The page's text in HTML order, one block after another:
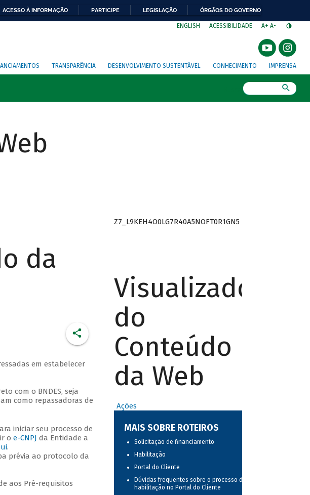
ACESSO À INFORMAÇÃO PARTICIPE LEGISLAÇÃO ÓRGÃOS DO GOVERNO
ENGLISH ACESSIBILIDADE A+ A-
TRANSPARÊNCIA DESENVOLVIMENTO SUSTENTÁVEL CONHECIMENTO IMPRENSA
da
em estabelecer
com o BNDES, seja
como repassadoras de
iniciar seu processo de
o e-CNPJ da Entidade a
.
prévia ao protocolo da
aos Pré-requisitos
Z7_L9KEH4O0LG7R40A5NOFT0R1GN5
Visualizador
do
Conteúdo
da Web
Ações
MAIS SOBRE ROTEIROS
Solicitação de financiamento
Habilitação
Portal do Cliente
Dúvidas frequentes sobre o processo de
habilitação no Portal do Cliente